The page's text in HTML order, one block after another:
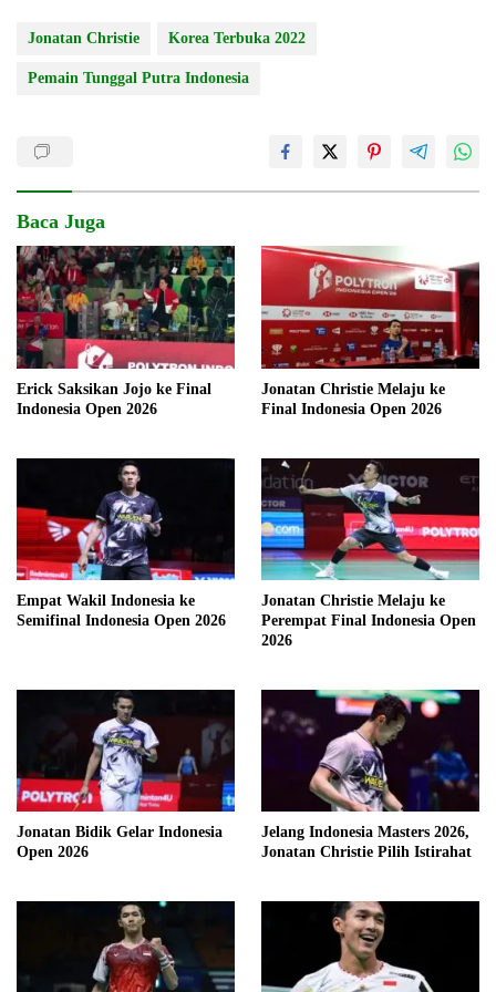
Jonatan Christie Korea Terbuka 2022
Pemain Tunggal Putra Indonesia
Baca Juga
Erick Saksikan Jojo ke Final
Indonesia Open 2026
Jonatan Christie Melaju ke
Final Indonesia Open 2026
Empat Wakil Indonesia ke
Semifinal Indonesia Open 2026
Jonatan Christie Melaju ke
Perempat Final Indonesia Open
2026
Jonatan Bidik Gelar Indonesia
Open 2026
Jelang Indonesia Masters 2026,
Jonatan Christie Pilih Istirahat